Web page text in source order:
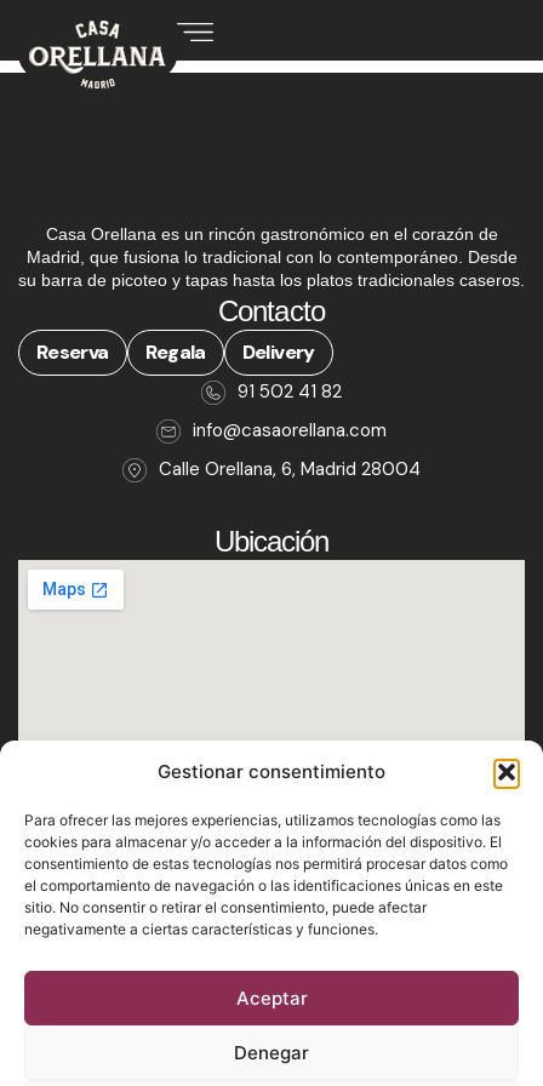
Gestionar consentimiento
Para ofrecer las mejores experiencias, utilizamos tecnologías como las
cookies para almacenar y/o acceder a la información del dispositivo. El
consentimiento de estas tecnologías nos permitirá procesar datos como
el comportamiento de navegación o las identificaciones únicas en este
sitio. No consentir o retirar el consentimiento, puede afectar
negativamente a ciertas características y funciones.
Aceptar
Denegar
Casa Orellana es un rincón gastronómico en el corazón de
Madrid, que fusiona lo tradicional con lo contemporáneo. Desde
su barra de picoteo y tapas hasta los platos tradicionales caseros.
Contacto
Reserva Regala Delivery
91 502 41 82
info@casaorellana.com
Calle Orellana, 6, Madrid 28004
Ubicación
Horario
Lunes · Martes · Miércoles · Jueves · Domingo
De 12:30h a 1h
Viernes · Sábado
De 12:30h a 2h
Cookies